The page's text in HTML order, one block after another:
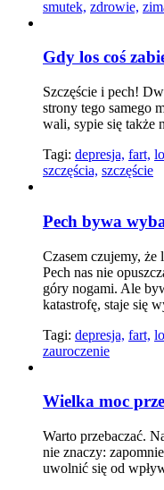
smutek, zdrowie,
Gdy los coś
Szczęście i pech!
strony tego samego
wali, sypie się także
Tagi: depresja, fart,
szczęścia, szczęście
Pech bywa
Czasem czujemy, że
Pech nas nie
góry nogami. Ale
katastrofę, staje się
Tagi: depresja, fart,
zauroczenie
Wielka moc
Warto przebaczać.
nie znaczy:
uwolnić się od